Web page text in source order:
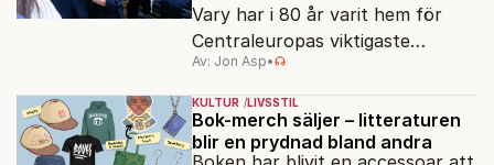
Vary har i 80 år varit hem för
Centraleuropas viktigaste
filmfestival – en plats där
Hollywoodglans möter
egensinnighet.
Av: Jon Asp•
KULTUR LIVSSTIL
Bok-merch säljer – litteraturen
blir en prydnad bland andra